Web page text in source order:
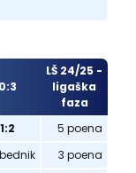
0:3
LŠ 24/25 -
ligaška
faza
1:2
5 poena
3 poena